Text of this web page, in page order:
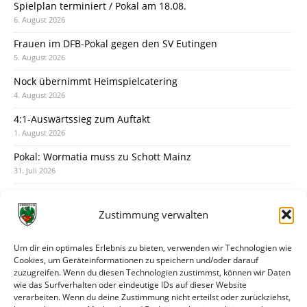
Zustimmung verwalten
Um dir ein optimales Erlebnis zu bieten, verwenden wir Technologien wie
Cookies, um Geräteinformationen zu speichern und/oder darauf
zuzugreifen. Wenn du diesen Technologien zustimmst, können wir Daten
wie das Surfverhalten oder eindeutige IDs auf dieser Website
verarbeiten. Wenn du deine Zustimmung nicht erteilst oder zurückziehst,
Spielplan terminiert / Pokal am 18.08.
6. August 2026
Frauen im DFB-Pokal gegen den SV Eutingen
5. August 2026
Nock übernimmt Heimspielcatering
4. August 2026
4:1-Auswärtssieg zum Auftakt
1. August 2026
Pokal: Wormatia muss zu Schott Mainz
31. Juli 2026
30. Juli 2026
28. Juli 2026
Neuer Rückensponsor
28. Juli 2026